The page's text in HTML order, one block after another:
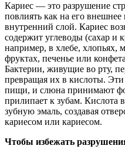
Кариес — это разрушение
повлиять как на его
внутренний слой. Кариес
содержит углеводы (сахар и
например, в хлебе, хлопьях,
фруктах, печенье или
Бактерии, живущие во рту,
превращая их в кислоты.
пищи, и слюна принимают
прилипает к зубам. Кислота
зубную эмаль, создавая
кариесом или кариесом.
Чтобы избежать